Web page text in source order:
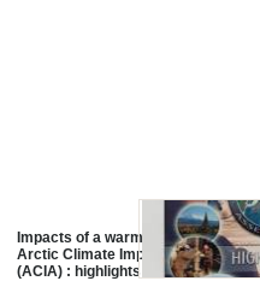
Impacts of a warming Arctic :
Arctic Climate Impact Assessment
(ACIA) : highlights